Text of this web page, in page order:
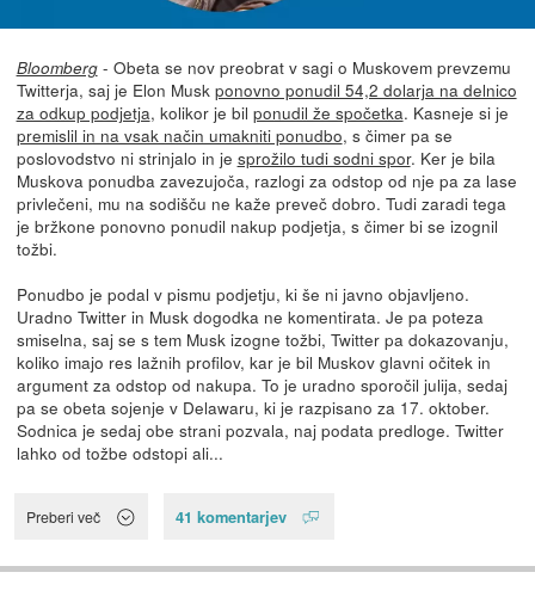
Bloomberg- Obeta se nov preobrat v sagi o Muskovem prevzemu
Twitterja, saj je Elon Musk ponovno ponudil 54,2 dolarja na delnico
za odkup podjetja, kolikor je bil ponudil že spočetka. Kasneje si je
premislil in na vsak način umakniti ponudbo, s čimer pa se
poslovodstvo ni strinjalo in je sprožilo tudi sodni spor. Ker je bila
Muskova ponudba zavezujoča, razlogi za odstop od nje pa za lase
privlečeni, mu na sodišču ne kaže preveč dobro. Tudi zaradi tega
je bržkone ponovno ponudil nakup podjetja, s čimer bi se izognil
tožbi.
Ponudbo je podal v pismu podjetju, ki še ni javno objavljeno.
Uradno Twitter in Musk dogodka ne komentirata. Je pa poteza
smiselna, saj se s tem Musk izogne tožbi, Twitter pa dokazovanju,
koliko imajo res lažnih profilov, kar je bil Muskov glavni očitek in
argument za odstop od nakupa. To je uradno sporočil julija, sedaj
pa se obeta sojenje v Delawaru, ki je razpisano za 17. oktober.
Sodnica je sedaj obe strani pozvala, naj podata predloge. Twitter
lahko od tožbe odstopi ali...
Preberi več 41 komentarjev